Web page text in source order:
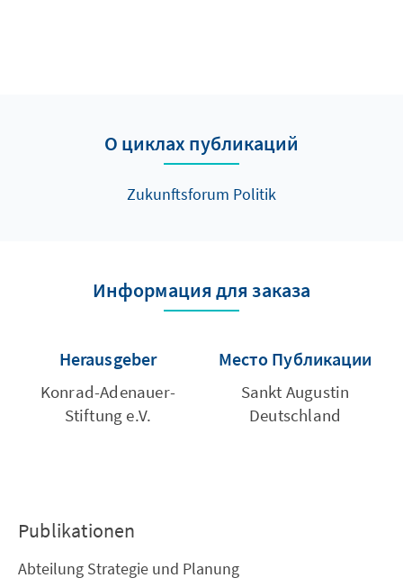
О циклах публикаций
Zukunftsforum Politik
Информация для заказа
Herausgeber
Konrad-Adenauer-
Stiftung e.V.
Место Публикации
Sankt Augustin
Deutschland
Publikationen
Abteilung Strategie und Planung